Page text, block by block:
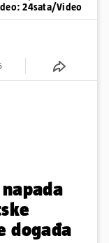
24sata/Video
događa